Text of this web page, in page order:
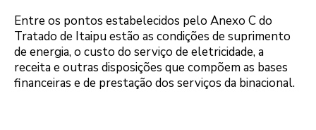
Entre os pontos estabelecidos pelo Anexo C do
Tratado de Itaipu estão as condições de suprimento
de energia, o custo do serviço de eletricidade, a
receita e outras disposições que compõem as bases
financeiras e de prestação dos serviços da binacional.